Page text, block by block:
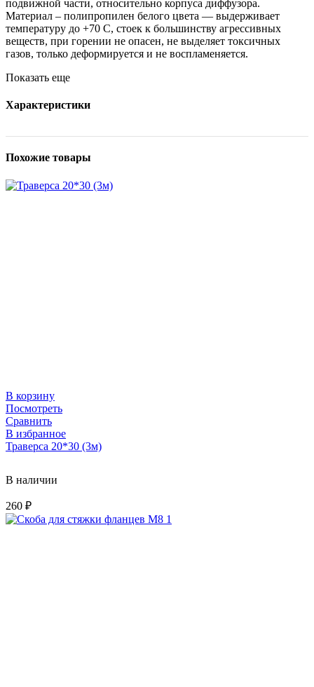
подвижной части, относительно корпуса диффузора.
Материал – полипропилен белого цвета — выдерживает
температуру до +70 С, стоек к большинству агрессивных
веществ, при горении не опасен, не выделяет токсичных
газов, только деформируется и не воспламеняется.
Показать еще
Характеристики
Похожие товары
В корзину
Посмотреть
Сравнить
В избранное
Траверса 20*30 (3м)
В наличии
260 ₽